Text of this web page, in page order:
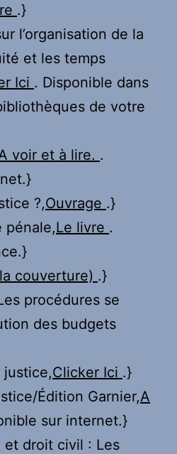
.}
l’organisation de la
et les temps
Ici . Disponible dans
de votre
voir et à lire. .
?,Ouvrage .}
pénale,Le livre .
couverture) .}
procédures se
des budgets
justice,Clicker Ici .}
Édition Garnier,A
sur internet.}
et droit civil : Les